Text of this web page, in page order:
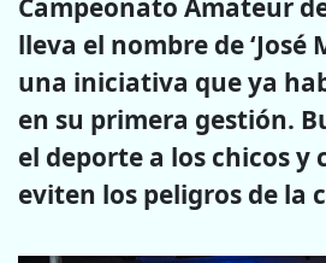
Campeonato Amateur
lleva el nombre de ‘José
una iniciativa que ya
en su primera gestión.
el deporte a los chicos y
eviten los peligros de la